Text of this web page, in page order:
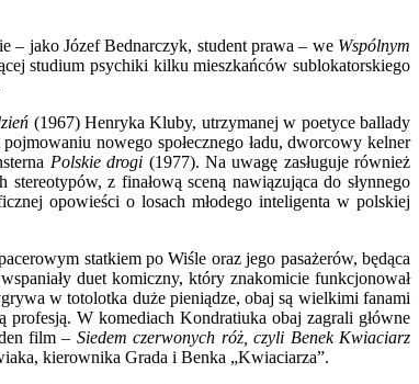
– jako Józef Bednarczyk, student prawa – we Wspólnym
studium psychiki kilku mieszkańców sublokatorskiego
(1967) Henryka Kluby, utrzymanej w poetyce ballady
nowego społecznego ładu, dworcowy kelner
Polskie drogi (1977). Na uwagę zasługuje również
z finałową sceną nawiązująca do słynnego
opowieści o losach młodego inteligenta w polskiej
statkiem po Wiśle oraz jego pasażerów, będąca
duet komiczny, który znakomicie funkcjonował
w totolotka duże pieniądze, obaj są wielkimi fanami
profesją. W komediach Kondratiuka obaj zagrali główne
film – Siedem czerwonych róż, czyli Benek Kwiaciarz
kierownika Grada i Benka „Kwiaciarza”.